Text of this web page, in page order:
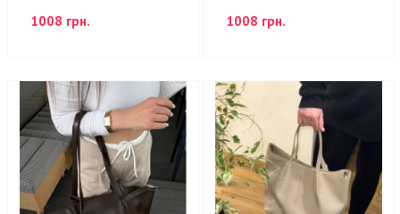
1008 грн. 1008 грн.